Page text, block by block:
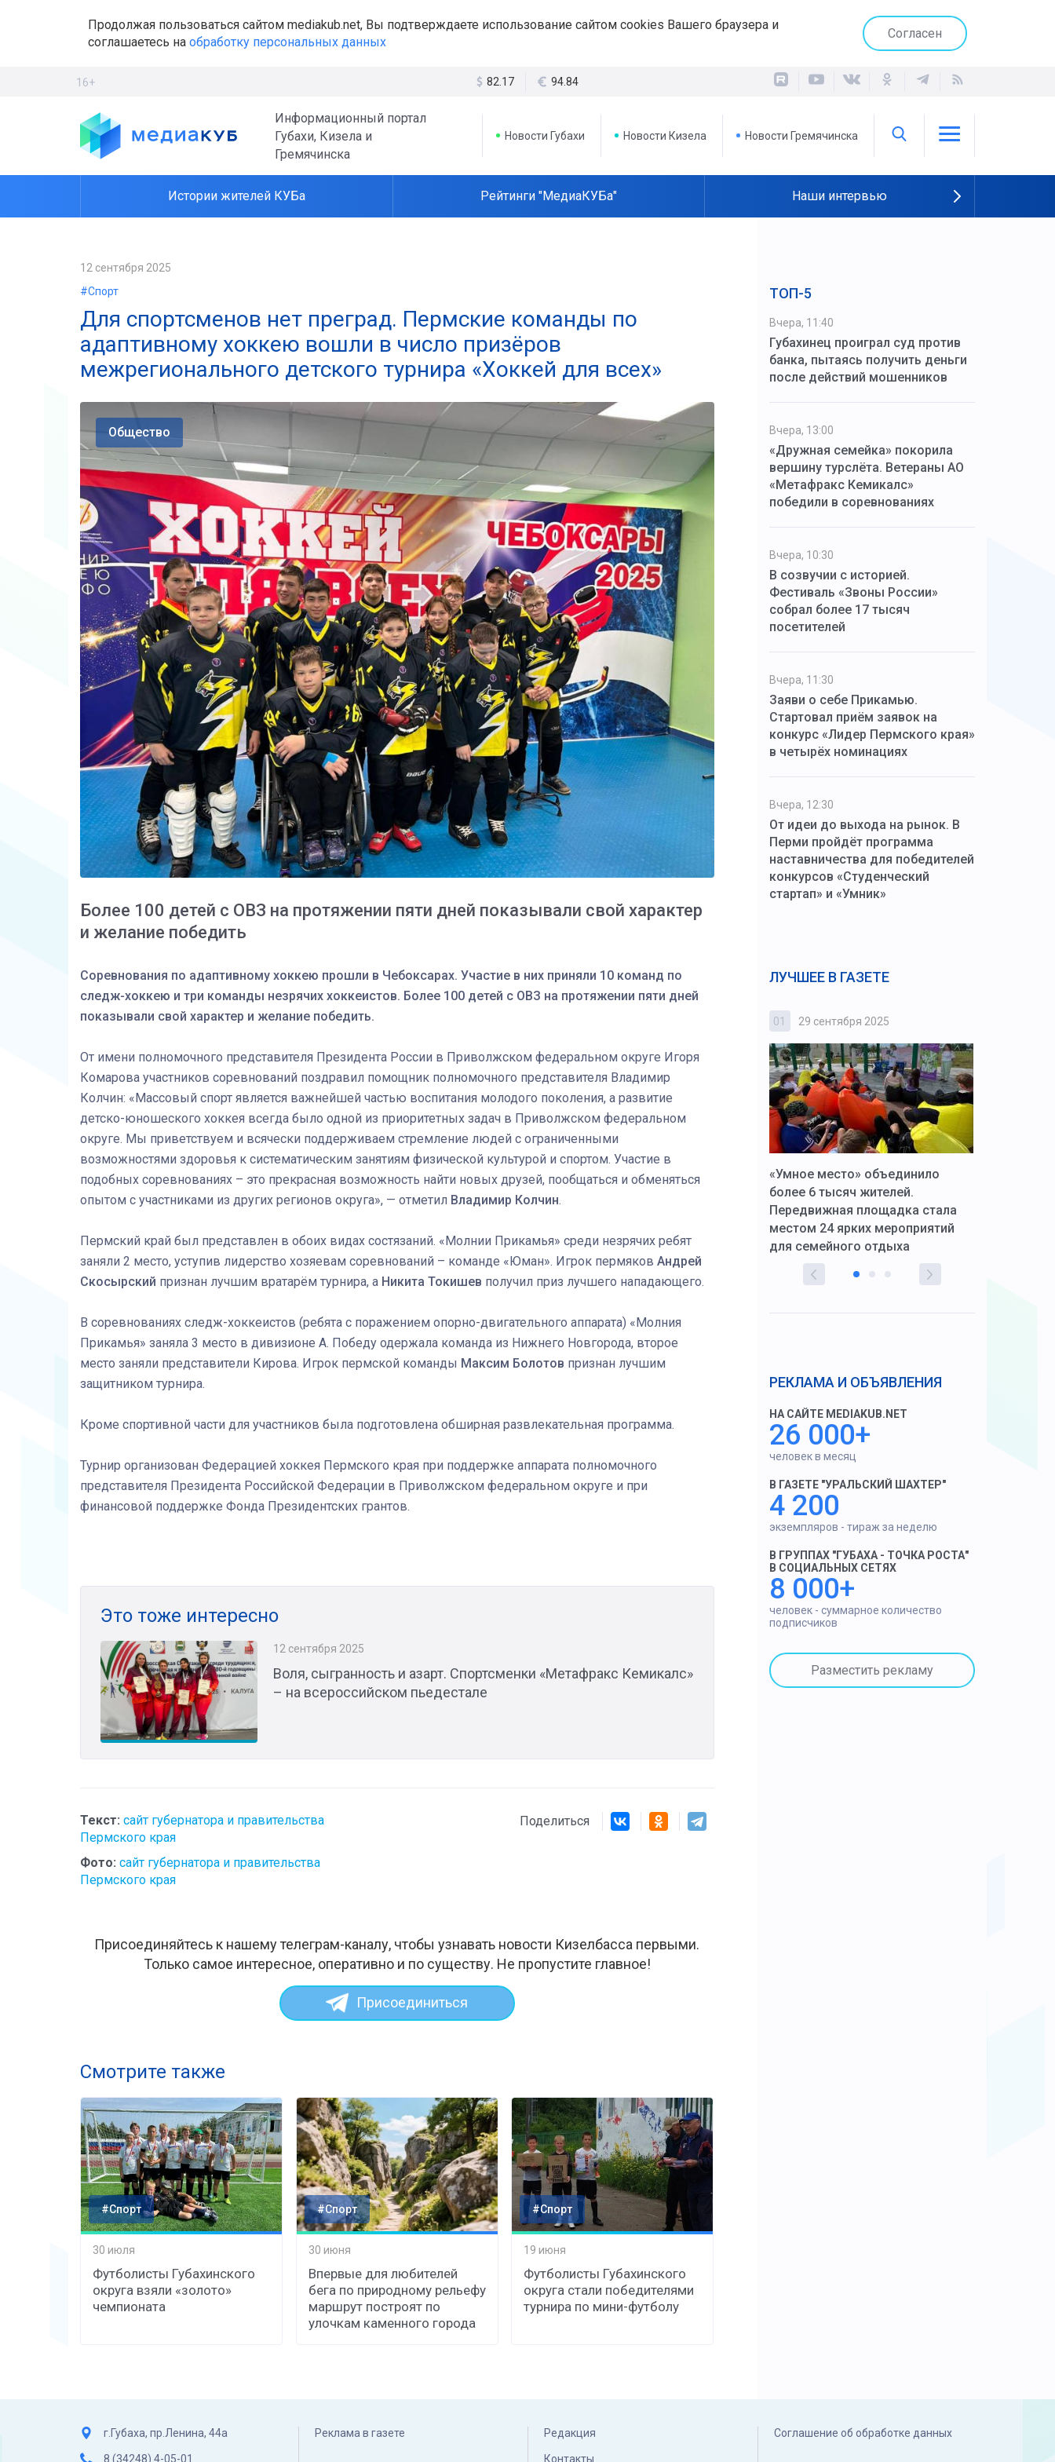
Продолжая пользоваться сайтом mediakub.net, Вы подтверждаете использование сайтом cookies Вашего браузера и
соглашаетесь на обработку персональных данных
Согласен
16+ 82.17 94.84
Информационный портал
Губахи, Кизела и
Гремячинска
Новости Губахи Новости Кизела Новости Гремячинска
Истории жителей КУБа Рейтинги "МедиаКУБа" Наши интервью
12 сентября 2025
#Спорт
Для спортсменов нет преград. Пермские команды по
адаптивному хоккею вошли в число призёров
межрегионального детского турнира «Хоккей для всех»
Общество
Более 100 детей с ОВЗ на протяжении пяти дней показывали свой характер
и желание победить
Соревнования по адаптивному хоккею прошли в Чебоксарах. Участие в них приняли 10 команд по
следж-хоккею и три команды незрячих хоккеистов. Более 100 детей с ОВЗ на протяжении пяти дней
показывали свой характер и желание победить.
От имени полномочного представителя Президента России в Приволжском федеральном округе Игоря
Комарова участников соревнований поздравил помощник полномочного представителя Владимир
Колчин: «Массовый спорт является важнейшей частью воспитания молодого поколения, а развитие
детско-юношеского хоккея всегда было одной из приоритетных задач в Приволжском федеральном
округе. Мы приветствуем и всячески поддерживаем стремление людей с ограниченными
возможностями здоровья к систематическим занятиям физической культурой и спортом. Участие в
подобных соревнованиях – это прекрасная возможность найти новых друзей, пообщаться и обменяться
опытом с участниками из других регионов округа», — отметил Владимир Колчин.
Пермский край был представлен в обоих видах состязаний. «Молнии Прикамья» среди незрячих ребят
заняли 2 место, уступив лидерство хозяевам соревнований – команде «Юман». Игрок пермяков Андрей
Скосырский признан лучшим вратарём турнира, а Никита Токишев получил приз лучшего нападающего.
В соревнованиях следж-хоккеистов (ребята с поражением опорно-двигательного аппарата) «Молния
Прикамья» заняла 3 место в дивизионе А. Победу одержала команда из Нижнего Новгорода, второе
место заняли представители Кирова. Игрок пермской команды Максим Болотов признан лучшим
защитником турнира.
Кроме спортивной части для участников была подготовлена обширная развлекательная программа.
Турнир организован Федерацией хоккея Пермского края при поддержке аппарата полномочного
представителя Президента Российской Федерации в Приволжском федеральном округе и при
финансовой поддержке Фонда Президентских грантов.
Это тоже интересно
12 сентября 2025
Воля, сыгранность и азарт. Спортсменки «Метафракс Кемикалс»
– на всероссийском пьедестале
Текст: сайт губернатора и правительства
Пермского края
Фото: сайт губернатора и правительства
Пермского края
Поделиться
Присоединяйтесь к нашему телеграм-каналу, чтобы узнавать новости Кизелбасса первыми.
Только самое интересное, оперативно и по существу. Не пропустите главное!
Присоединиться
Смотрите также
#Спорт
30 июля
Футболисты Губахинского
округа взяли «золото»
чемпионата
#Спорт
30 июня
Впервые для любителей
бега по природному рельефу
маршрут построят по
улочкам каменного города
#Спорт
19 июня
Футболисты Губахинского
округа стали победителями
турнира по мини-футболу
ТОП-5
Вчера, 11:40
Губахинец проиграл суд против
банка, пытаясь получить деньги
после действий мошенников
Вчера, 13:00
«Дружная семейка» покорила
вершину турслёта. Ветераны АО
«Метафракс Кемикалс»
победили в соревнованиях
Вчера, 10:30
В созвучии с историей.
Фестиваль «Звоны России»
собрал более 17 тысяч
посетителей
Вчера, 11:30
Заяви о себе Прикамью.
Стартовал приём заявок на
конкурс «Лидер Пермского края»
в четырёх номинациях
Вчера, 12:30
От идеи до выхода на рынок. В
Перми пройдёт программа
наставничества для победителей
конкурсов «Студенческий
стартап» и «Умник»
ЛУЧШЕЕ В ГАЗЕТЕ
Штурмовик огня. Казак Алексей
мечту
01 29 сентября 2025
«Умное место» объединило
более 6 тысяч жителей.
Передвижная площадка стала
местом 24 ярких мероприятий
для семейного отдыха
РЕКЛАМА И ОБЪЯВЛЕНИЯ
НА САЙТЕ MEDIAKUB.NET
26 000+
человек в месяц
В ГАЗЕТЕ "УРАЛЬСКИЙ ШАХТЕР"
4 200
экземпляров - тираж за неделю
В ГРУППАХ "ГУБАХА - ТОЧКА РОСТА"
В СОЦИАЛЬНЫХ СЕТЯХ
8 000+
человек - суммарное количество
подписчиков
Разместить рекламу
г.Губаха, пр.Ленина, 44а
8 (34248) 4-05-01
Реклама в газете Редакция
Контакты
Соглашение об обработке данных